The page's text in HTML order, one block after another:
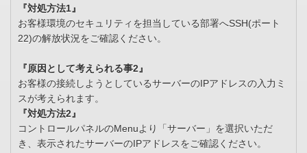
『対処方法1』
お客様環境のセキュリティを担当している部署へSSH(ポート
22)の解放状況をご確認ください。
『原因として考えられる事2』
お客様の接続しようとしているサーバーのIPアドレスの入力ミ
スが考えられます。
『対処方法2』
コントロールパネルのMenuより「サーバー」を選択いただ
き、表示されたサーバーのIPアドレスをご確認ください。